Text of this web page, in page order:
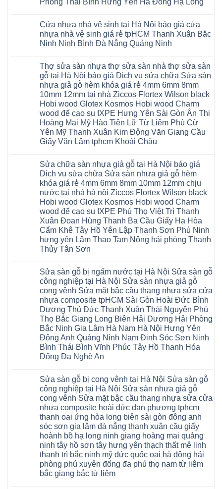
Ninh
Phòng
Tứ
Kỳ
Đan
Phượng
Quảng
Ninh
Thanh
Miện
Nghệ
An
Thanh
Hà
Bình
Thái
Bình
Thanh
Phụ
Phú
Thọ
Lào
Tuyên
Quang
Quảng
Thọ
Bắc
Ninh
Tuyên
Bình
Hải
Phòng
sutạo
sang
trọng
Sàn
4mm
giá
bao
nhiêu
Sàn
Glotex
có
tốt
không
sàn
nhựa
glotex
nước
nào
Hà
Nội
tpHCM
Đà
Nẵng
Gia
Phú
Thọ
Phòng
Sóc
Sơn
Ninh
Bình
Hưng
Yên
Phòng Thái Bình Hưng Yên Hà Đông Hạ Long
bình
luận
ở
Cửa
ngủ
tại
Hà
Nội
cửa
composite
báo
giá
rẻ
Bắc
Ninh
Thanh
Xuân
Hải
Phòng
Thái
Bình
Hưng
Yên
Hà
Đông
Hạ
Long
Cửa nhựa nhà vệ sinh tại Hà Nội báo giá cửa
nhựa nhà vệ sinh giá rẻ tpHCM Thanh Xuân Bắc
Ninh Ninh Bình Đà Nẵng Quảng Ninh
bình
luận
ở
Cửa
nhựa
nhà
vệ
sinh
tại
Hà
Nội
giá
nhà
sinh
giá
tpHCM
Thanh
Bắc
Ninh
Ninh
Bình
Đà
Nẵng
Quảng
Thợ sửa sàn nhựa thợ sửa sàn nhà thợ sửa sàn
gỗ tại Hà Nội báo giá Dịch vụ sửa chữa Sửa sàn
nhựa giả gỗ hèm khóa giá rẻ 4mm 6mm 8mm
10mm 12mm tại nhà Ziccos Flortex Wilson black
Hobi wood Glotex Kosmos Hobi wood Charm
wood đế cao su IXPE Hưng Yên Sài Gòn Ân Thi
Hoàng Mai Mỹ Hào Tiên Lữ Từ Liêm Phù Cừ
Yên Mỹ Thanh Xuân Kim Động Văn Giang Cầu
Giấy Văn Lâm tphcm Khoái Châu
bình
luận
ở
Thợ
sửa
sàn
nhựa
thợ
sửa
sàn
nhà
sửa
sàn
Nội
báo
Dịch
vụ
sửa
chữa
Sửa
sàn
nhựa
giả
gỗ
hèm
khóa
4mm
6mm
8mm
10mm
12mm
tại
nhà
Ziccos
Flortex
Wilson
black
Hobi
wood
Glotex
Kosmos
Hobi
Sửa chữa sàn nhựa giả gỗ tại Hà Nội báo giá
Dịch vụ sửa chữa Sửa sàn nhựa giả gỗ hèm
khóa giá rẻ 4mm 6mm 8mm 10mm 12mm chịu
nước tại nhà hà nội Ziccos Flortex Wilson black
Hobi wood Glotex Kosmos Hobi wood Charm
wood đế cao su IXPE Phú Thọ Việt Trì Thanh
Xuân Đoan Hùng Thanh Ba Cầu Giấy Hạ Hòa
Cẩm Khê Tây Hồ Yên Lập Thanh Sơn Phù Ninh
hưng yên Lâm Thao Tam Nông hải phòng Thanh
Thủy Tân Sơn
bình
luận
ở
Sửa
chữa
sàn
nhựa
giả
gỗ
tại
Hà
Nội
báo
giá
sửa
chữa
Sửa
nhựa
giả
gỗ
hèm
khóa
giá
rẻ
4mm
6mm
8mm
10mm
12mm
chịu
Sửa sàn gỗ bị ngấm nước tại Hà Nội Sửa sàn gỗ
công nghiệp tại Hà Nội Sửa sàn nhựa giả gỗ
cong vênh Sửa mặt bậc cầu thang nhựa sửa cửa
nhựa composite tpHCM Sài Gòn Hoài Đức Bình
Dương Thủ Đức Thanh Xuân Thái Nguyên Phú
Thọ Bắc Giang Long Biên Hải Dương Hải Phòng
Bắc Ninh Gia Lâm Hà Nam Hà Nội Hưng Yên
Đông Anh Quảng Ninh Nam Định Sóc Sơn Ninh
Bình Thái Bình Vĩnh Phúc Tây Hồ Thanh Hóa
Đống Đa Nghệ An
bình
luận
ở
Sửa
sàn
gỗ
bị
ngấm
nước
tại
Hà
Sửa
sàn
gỗ
công
Sửa sàn gỗ bị cong vênh tại Hà Nội Sửa sàn gỗ
công nghiệp tại Hà Nội Sửa sàn nhựa giả gỗ
cong vênh Sửa mặt bậc cầu thang nhựa sửa cửa
nhựa composite hoài đức đan phượng tphcm
thanh oai ứng hòa long biên sài gòn đông anh
sóc sơn gia lâm đà nẵng thanh xuân cầu giấy
hoành bồ hạ long ninh giang hoàng mai quảng
ninh tây hồ sơn tây hưng yên thạch thất mê linh
thanh trì bắc ninh mỹ đức quốc oai hà đông hải
phòng phú xuyên đống đa phú thọ nam từ liêm
bắc giang bắc từ liêm